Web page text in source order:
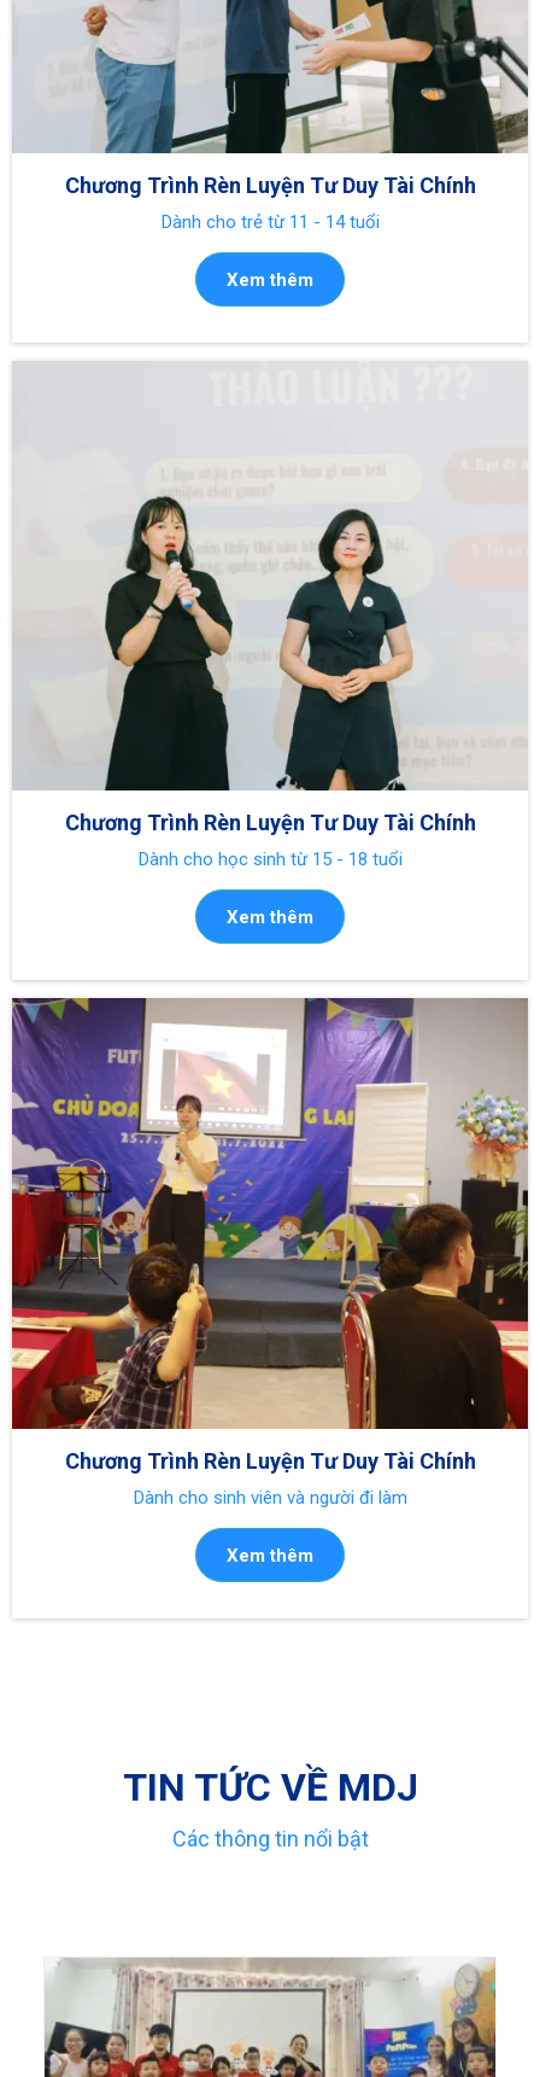
Chương Trình Rèn Luyện Tư Duy Tài Chính
Dành cho trẻ từ 11 - 14 tuổi
Xem thêm
Chương Trình Rèn Luyện Tư Duy Tài Chính
Dành cho học sinh từ 15 - 18 tuổi
Xem thêm
Chương Trình Rèn Luyện Tư Duy Tài Chính
Dành cho sinh viên và người đi làm
Xem thêm
TIN TỨC VỀ MDJ
Các thông tin nổi bật